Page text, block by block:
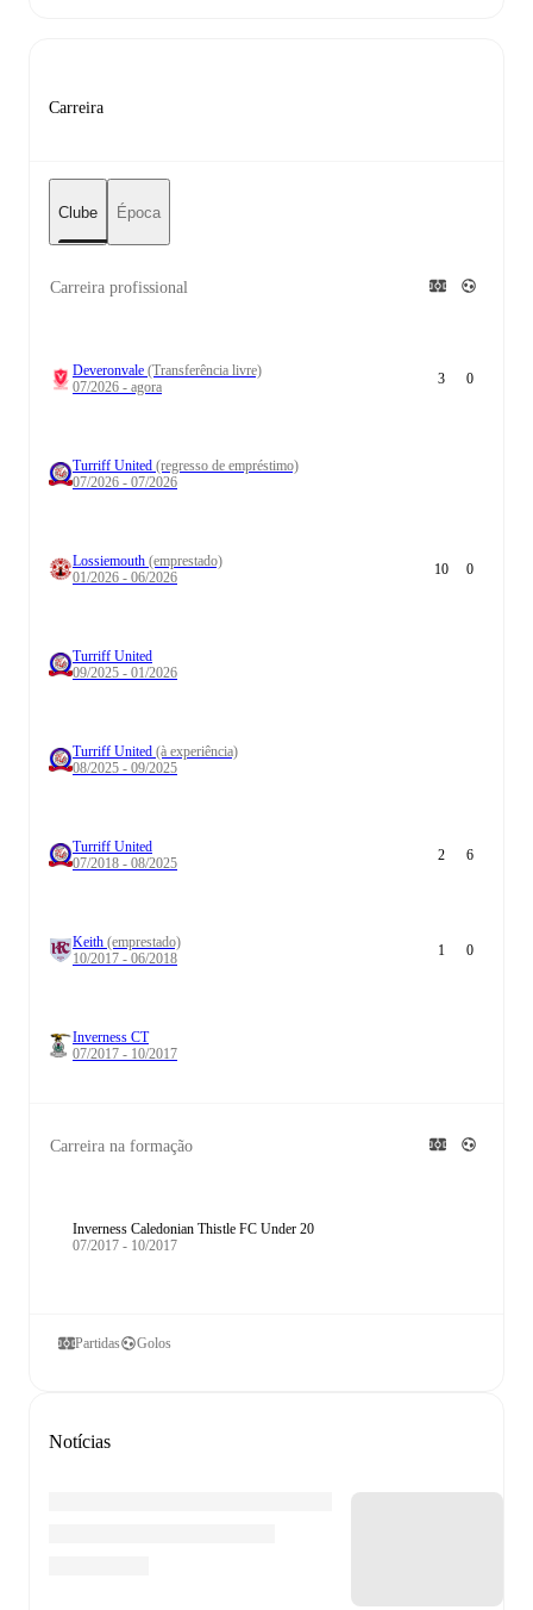
Carreira
Clube Época
Carreira profissional
Deveronvale (Transferência livre)
07/2026 - agora
3 0
Turriff United (regresso de empréstimo)
07/2026 - 07/2026
Lossiemouth (emprestado)
01/2026 - 06/2026
10 0
Turriff United
09/2025 - 01/2026
Turriff United (à experiência)
08/2025 - 09/2025
Turriff United
07/2018 - 08/2025
2 6
Keith (emprestado)
10/2017 - 06/2018
1 0
Inverness CT
07/2017 - 10/2017
Carreira na formação
Inverness Caledonian Thistle FC Under 20
07/2017 - 10/2017
Partidas Golos
Notícias